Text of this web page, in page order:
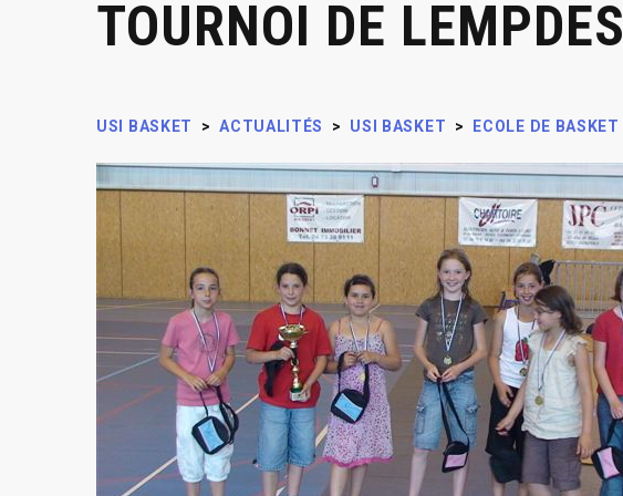
TOURNOI DE LEMPDES
USI BASKET > ACTUALITÉS > USI BASKET > ECOLE DE BASKET